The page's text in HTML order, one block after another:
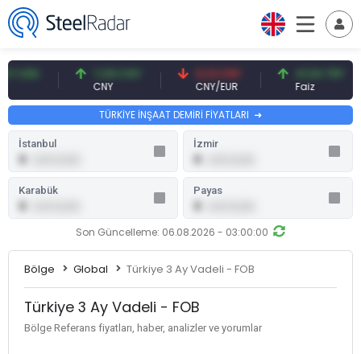
7,09 CNY
CNY
0,13 CNY
CNY/EUR
41,54 TRY
Faiz
TÜRKİYE İNŞAAT DEMİRİ FİYATLARI
Son Güncelleme: 06.08.2026 - 03:00:00
İstanbul İzmir
Karabük Payas
Bölge Global Türkiye 3 Ay Vadeli - FOB
Türkiye 3 Ay Vadeli - FOB
Bölge Referans fiyatları, haber, analizler ve yorumlar